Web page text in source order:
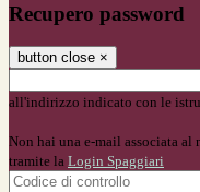
Recupero password
button close ×
all'indirizzo indicato con le
Non hai una e-mail associata al
tramite la Login Spaggiari